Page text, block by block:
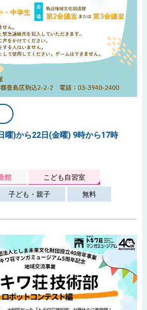
曜)から22日(金曜) 9時から17時
館 こども自習室
子ども・親子 無料